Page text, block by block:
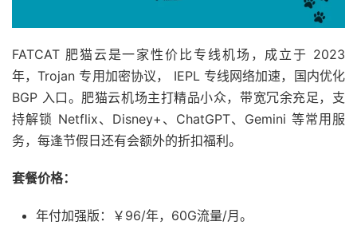
FATCAT 肥猫云是一家性价比专线机场，成立于 2023
年，Trojan 专用加密协议， IEPL 专线网络加速，国内优化
BGP 入口。肥猫云机场主打精品小众，带宽冗余充足，支
持解锁 Netflix、Disney+、ChatGPT、Gemini 等常用服
务，每逢节假日还有会额外的折扣福利。
套餐价格：
年付加强版：￥96/年，60G流量/月。